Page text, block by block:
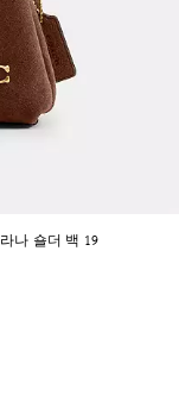
라나 숄더 백 19